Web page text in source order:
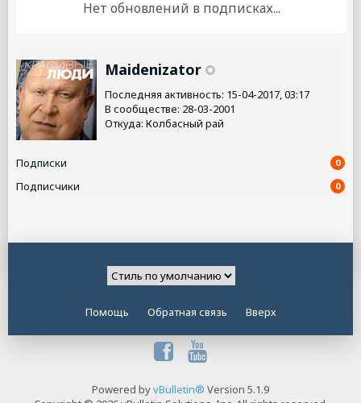
Нет обновлений в подписках...
Maidenizator
Последняя активность: 15-04-2017, 03:17
В сообществе: 28-03-2001
Откуда: Колбасный рай
Подписки 0
Подписчики 0
Помощь Обратная связь Вверх
Powered byvBulletin® Version 5.1.9